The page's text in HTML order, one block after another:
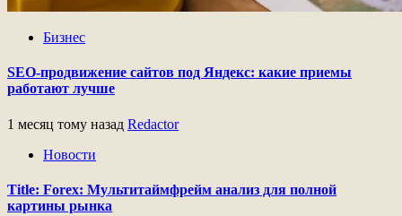
Бизнес
SEO-продвижение сайтов под Яндекс: какие приемы
работают лучше
1 месяц тому назад Redactor
Новости
Title: Forex: Мультитаймфрейм анализ для полной
картины рынка